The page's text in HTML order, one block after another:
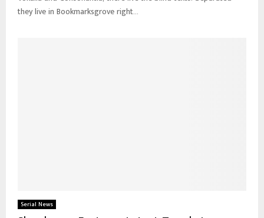
they live in Bookmarksgrove right...
Serial News